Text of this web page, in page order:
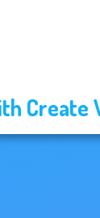
Create